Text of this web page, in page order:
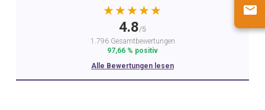
★★★★★
4.8/5
1.796 Gesamtbewertungen
97,66 % positiv
Alle Bewertungen lesen